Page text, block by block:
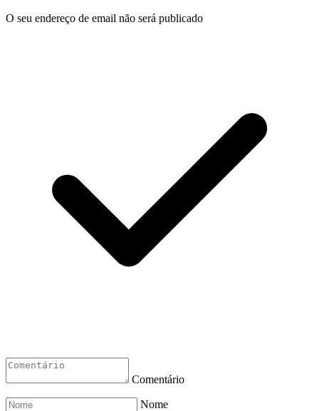
O seu endereço de email não será publicado
Comentário
Nome